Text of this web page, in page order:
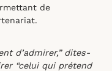
de
d’admirer,” dites-
“celui qui prétend